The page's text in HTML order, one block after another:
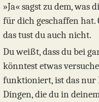
»Ja« sagst zu dem, was
für dich geschaffen
das tust du auch nicht.
Du weißt, dass du bei
könntest etwas
funktioniert, ist das nur
Dingen, die du in